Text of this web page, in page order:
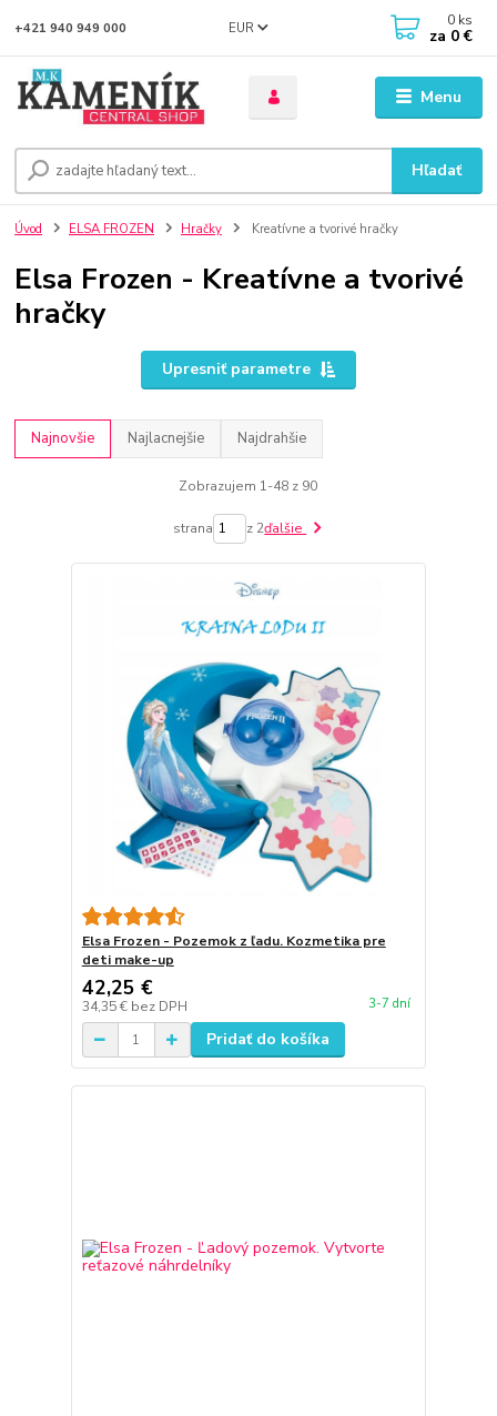
Menu
EUR
Hľadať
+421 940 949 000 0 ks
za 0 €
Úvod ELSA FROZEN Hračky Kreatívne a tvorivé hračky
Elsa Frozen - Kreatívne a tvorivé
hračky
Upresniť parametre
Najnovšie Najlacnejšie Najdrahšie
Zobrazujem 1-48 z 90
strana z 2ďalšie
Elsa Frozen - Pozemok z ľadu. Kozmetika pre
deti make-up
42,25 €
34,35 € bez DPH 3-7 dní
Pridať do košíka